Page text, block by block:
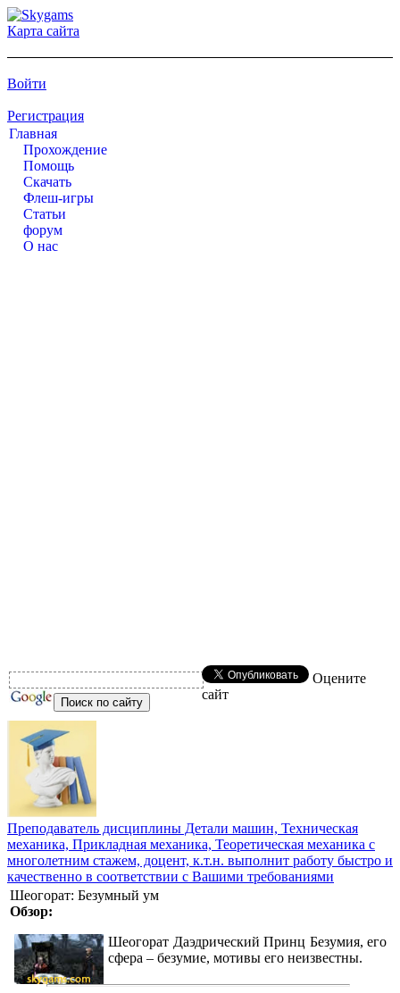
Карта сайта
Войти
Регистрация
Главная
Прохождение
Помощь
Cкачать
Флеш-игры
Статьи
форум
О нас
Оцените
сайт
Преподаватель дисциплины Детали машин, Техническая
механика, Прикладная механика, Теоретическая механика с
многолетним стажем, доцент, к.т.н. выполнит работу быстро и
качественно в соответствии с Вашими требованиями
Шеогорат: Безумный ум
Обзор:
Шеогорат Даэдрический Принц Безумия, его
сфера – безумие, мотивы его неизвестны.